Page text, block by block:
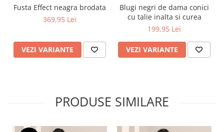
Fusta Effect neagra brodata
369,95 Lei
VEZI VARIANTE
Blugi negri de dama conici
cu talie inalta si curea
199,95 Lei
VEZI VARIANTE
PRODUSE SIMILARE